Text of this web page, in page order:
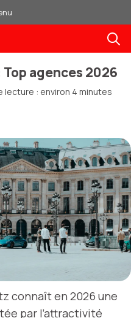
agences 2026
lecture : environ 4 minutes
connaît en 2026 une
par l’attractivité